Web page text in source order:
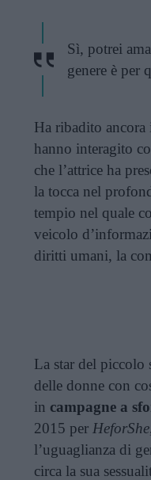
Sì, potrei
genere è per
Ha ribadito
hanno interagito
che l’attrice ha
la tocca nel
tempio nel quale
veicolo
diritti umani, la
La star del piccolo
delle donne con
in campagne a
2015 per HeforShe
l’uguaglianza di
circa la sua